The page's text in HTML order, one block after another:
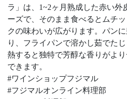
ラ」は、1~2ヶ月熟成した赤い外
ーズで、そのまま食べるとムチ
クの味わいが広がります。パン
り、フライパンで溶かし茹でた
熱すると独特で芳醇な香りがよ
できます。
#ワインショップフジマル
#フジマルオンライン料理部